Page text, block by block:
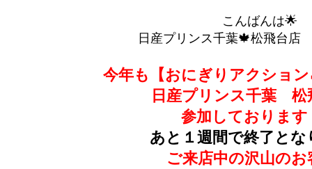
こんばんは🌟
日産プリンス千葉🍁松飛台店
今年も【おにぎりアクショ
日産プリンス千葉 松
参加しております
あと１週間で終了とな
ご来店中の沢山のお